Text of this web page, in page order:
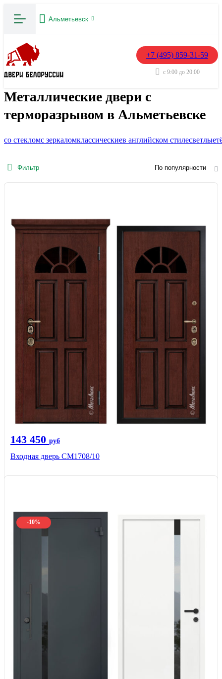
Альметьевск
+7 (495) 859-31-59
с 9:00 до 20:00
Металлические двери с
терморазрывом в Альметьевске
со стекломс зеркаломклассическиев английском стилесветлые
Фильтр По популярности
143 450 руб
Входная дверь CМ1708/10
-10%